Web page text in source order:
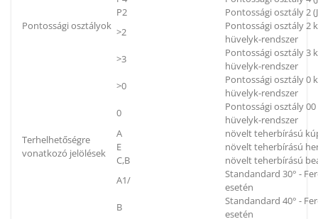
Pontossági osztályok
P2
Pontossági osztály 2
>2
Pontossági osztály 2
hüvelyk-rendszer
>3
Pontossági osztály 3
hüvelyk-rendszer
>0
Pontossági osztály 0
hüvelyk-rendszer
0
Pontossági osztály
hüvelyk-rendszer
Terhelhetőségre
vonatkozó jelölések
A
növelt teherbírású
E
növelt teherbírású
C,B
növelt teherbírású
A1/
Standandard 30° -
esetén
B
Standandard 40° -
esetén